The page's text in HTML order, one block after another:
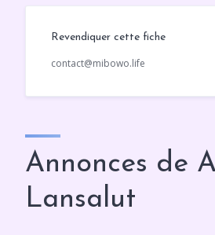
Revendiquer cette fiche
contact@mibowo.life
Annonces de
Lansalut